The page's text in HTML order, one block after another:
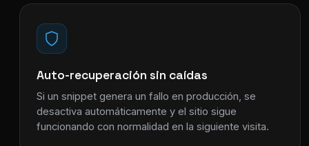
Auto-recuperación sin caídas
Si un snippet genera un fallo en producción, se
desactiva automáticamente y el sitio sigue
funcionando con normalidad en la siguiente visita.